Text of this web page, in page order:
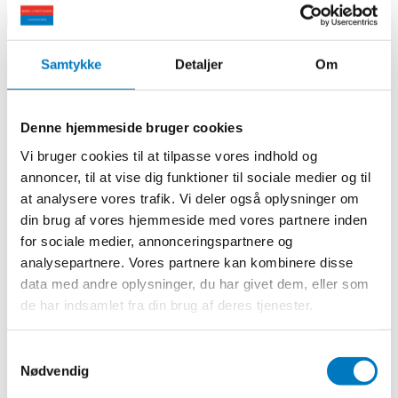
Samtykke Detaljer Om
Denne hjemmeside bruger cookies
Vi bruger cookies til at tilpasse vores indhold og
annoncer, til at vise dig funktioner til sociale medier og til
at analysere vores trafik. Vi deler også oplysninger om
din brug af vores hjemmeside med vores partnere inden
for sociale medier, annonceringspartnere og
analysepartnere. Vores partnere kan kombinere disse
data med andre oplysninger, du har givet dem, eller som
de har indsamlet fra din brug af deres tjenester.
Nødvendig
Private
Landmand
Forsyningsvirksomhed
Offentlig myndighed
Projekter
Medarbejdere
Kontakt
Kontaktformular
Afdelinger
Brancher
Private
Landmand